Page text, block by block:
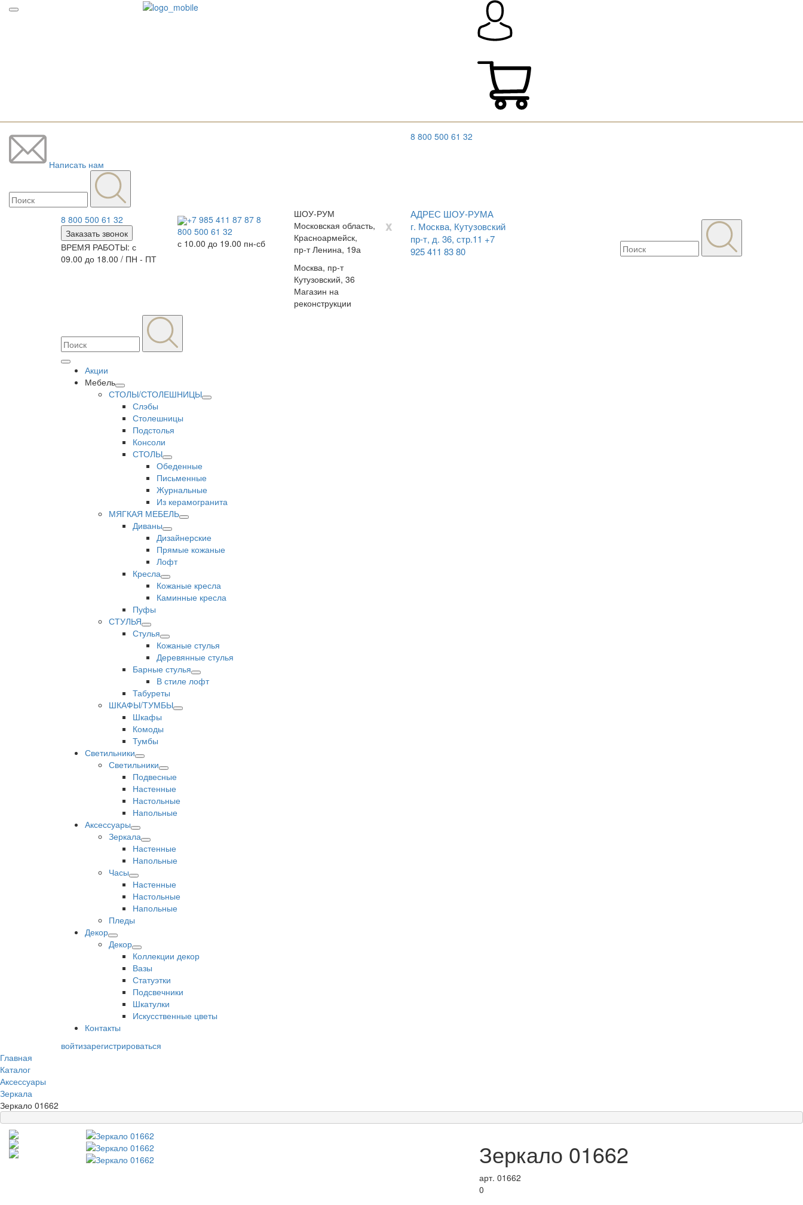
Написать нам
8 800 500 61 32
8 800 500 61 32
Заказать звонок
ВРЕМЯ РАБОТЫ: с
09.00 до 18.00 / ПН - ПТ
+7 985 411 87 87 8
800 500 61 32
с 10.00 до 19.00 пн-сб
ШОУ-РУМ
x
Московская область,
Красноармейск,
пр-т Ленина, 19а
Москва, пр-т
Кутузовский, 36
Магазин на
реконструкции
АДРЕС ШОУ-РУМА
г. Москва, Кутузовский
пр-т, д. 36, стр.11 +7
925 411 83 80
Акции
Мебель
СТОЛЫ/СТОЛЕШНИЦЫ
Слэбы
Столешницы
Подстолья
Консоли
СТОЛЫ
Обеденные
Письменные
Журнальные
Из керамогранита
МЯГКАЯ МЕБЕЛЬ
Диваны
Дизайнерские
Прямые кожаные
Лофт
Кресла
Кожаные кресла
Каминные кресла
Пуфы
СТУЛЬЯ
Стулья
Кожаные стулья
Деревянные стулья
Барные стулья
В стиле лофт
Табуреты
ШКАФЫ/ТУМБЫ
Шкафы
Комоды
Тумбы
Светильники
Светильники
Подвесные
Настенные
Настольные
Напольные
Аксессуары
Зеркала
Настенные
Напольные
Часы
Настенные
Настольные
Напольные
Пледы
Декор
Декор
Коллекции декор
Вазы
Статуэтки
Подсвечники
Шкатулки
Искусственные цветы
Контакты
войтизарегистрироваться
Главная
Каталог
Аксессуары
Зеркала
Зеркало 01662
Зеркало 01662
арт. 01662
0